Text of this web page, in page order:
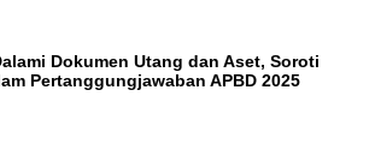
Dokumen Utang dan Aset, Soroti
Pertanggungjawaban APBD 2025